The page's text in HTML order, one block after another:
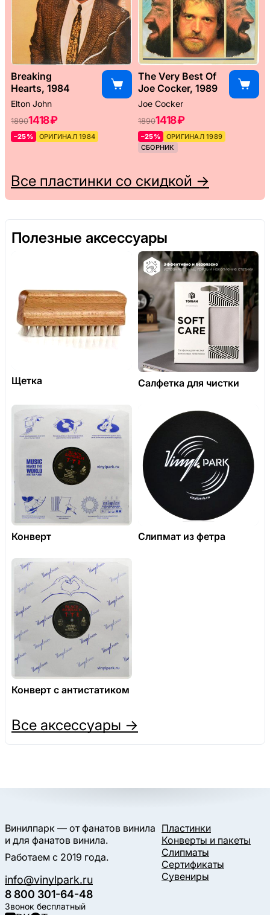
Breaking
Hearts, 1984
Elton John
18901418 ₽
–25% ОРИГИНАЛ 1984
The Very Best Of
Joe Cocker, 1989
Joe Cocker
18901418 ₽
–25%
ОРИГИНАЛ 1989
СБОРНИК
Все пластинки со скидкой →
Полезные аксессуары
Щетка Салфетка для чистки
Конверт Слипмат из фетра
Конверт с антистатиком
Все аксессуары →
Винилпарк — от фанатов винила
и для фанатов винила.
Работаем с 2019 года.
info@vinylpark.ru
8 800 301-64-48
Звонок бесплатный
Пластинки
Конверты и пакеты
Слипматы
Сертификаты
Сувениры